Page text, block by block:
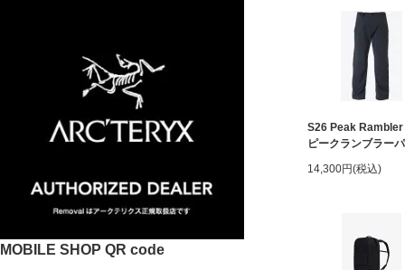
MOBILE SHOP QR code
S26 Peak
ピークランブラー
14,300円(税込)